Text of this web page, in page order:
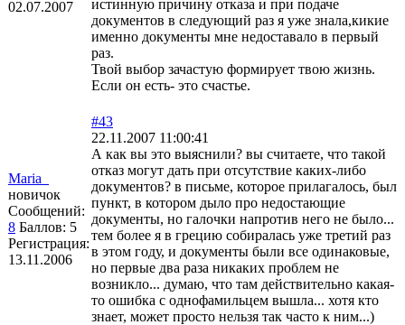
02.07.2007
истинную причину отказа и при подаче
документов в следующий раз я уже знала,кикие
именно документы мне недоставало в первый
раз.
Твой выбор зачастую формирует твою жизнь.
Если он есть- это счастье.
Maria_
новичок
Сообщений:
8 Баллов: 5
Регистрация:
13.11.2006
#43
22.11.2007 11:00:41
А как вы это выяснили? вы считаете, что такой
отказ могут дать при отсутствие каких-либо
документов? в письме, которое прилагалось, был
пункт, в котором дыло про недостающие
документы, но галочки напротив него не было...
тем более я в грецию собиралась уже третий раз
в этом году, и документы были все одинаковые,
но первые два раза никаких проблем не
возникло... думаю, что там действительно какая-
то ошибка с однофамильцем вышла... хотя кто
знает, может просто нельзя так часто к ним...)